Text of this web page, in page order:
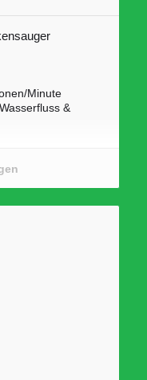
Minute
&
0,8 kg in der Hand)